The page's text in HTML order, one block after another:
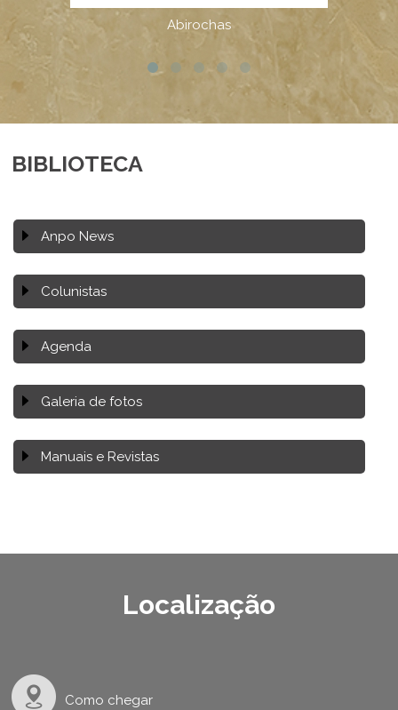
BIBLIOTECA
Anpo News
Colunistas
Agenda
Galeria de fotos
Manuais e Revistas
Localização
Como chegar